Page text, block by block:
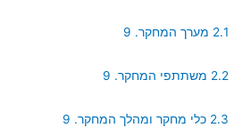
2.1 מערך המחקר. 9
2.2 משתתפי המחקר. 9
2.3 כלי מחקר ומהלך המחקר. 9